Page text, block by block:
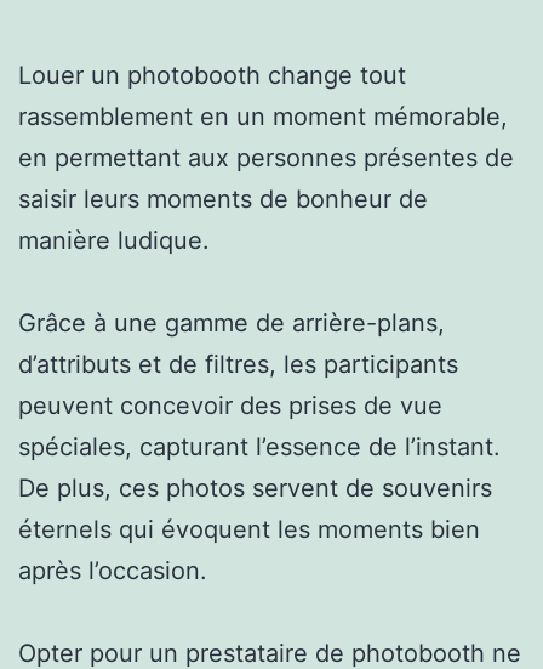
Louer un photobooth change tout
rassemblement en un moment mémorable,
en permettant aux personnes présentes de
saisir leurs moments de bonheur de
manière ludique.
Grâce à une gamme de arrière-plans,
d’attributs et de filtres, les participants
peuvent concevoir des prises de vue
spéciales, capturant l’essence de l’instant.
De plus, ces photos servent de souvenirs
éternels qui évoquent les moments bien
après l’occasion.
Opter pour un prestataire de photobooth ne